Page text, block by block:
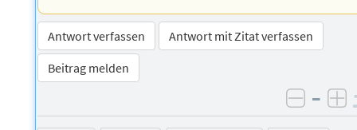
Antwort verfassen
Antwort mit Zitat verfassen
Beitrag melden
–